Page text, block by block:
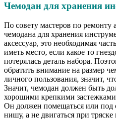
Чемодан для хранения
По совету мастеров по ремонту
чемодана для хранения
аксессуар, это необходимая
иметь место, если какое то
потерялась деталь набора.
обратить внимание на размер
личного пользования, значит,
Значит, чемодан должен быть
хорошими крепкими
Он должен помещаться или под
нишу, а не двигаться при тряске